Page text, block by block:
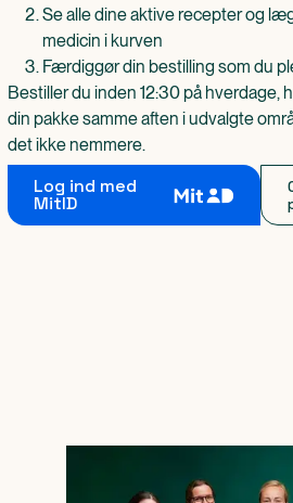
Se alle dine aktive recepter og
medicin i kurven
Færdiggør din bestilling som du
Bestiller du inden 12:30 på hverdage,
din pakke samme aften i udvalgte
det ikke nemmere.
Log ind med
MitID